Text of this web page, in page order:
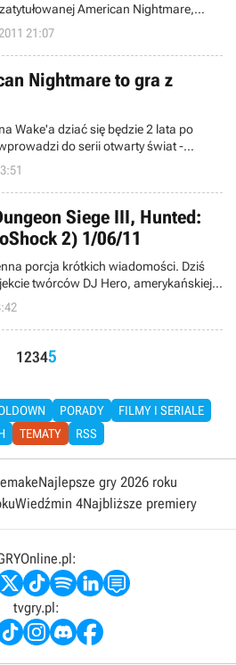
American Nightmare,
tryb arcade, w którym główny
noc w trakcie, której atakować będą
21:07
Nightmare to gra z
Wake'a dziać się będzie 2 lata po
do serii otwarty świat -
istnienia marki.
Siege III, Hunted:
2) 1/06/11
porcja krótkich wiadomości. Dziś
twórców DJ Hero, amerykańskiej
nowym cRPG studia Obsidian
Dungeon Siege III. Zapraszamy do
12345
PORADY
FILMY I SERIALE
TEMATY RSS
Najlepsze gry 2026 roku
Wiedźmin 4Najbliższe premiery
tvgry.pl: